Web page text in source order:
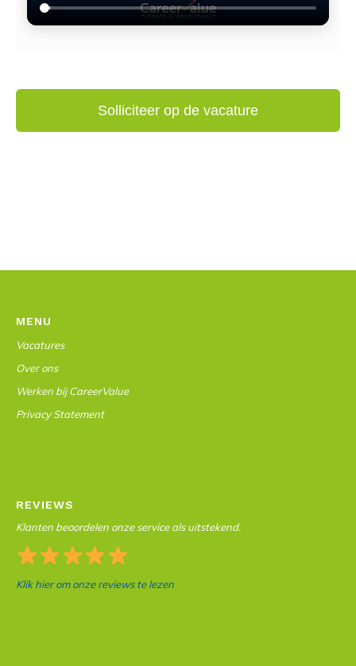
MENU
Vacatures
Over ons
Werken bij CareerValue
Privacy Statement
REVIEWS
Klanten beoordelen onze service als uitstekend.
Klik hier om onze reviews te lezen